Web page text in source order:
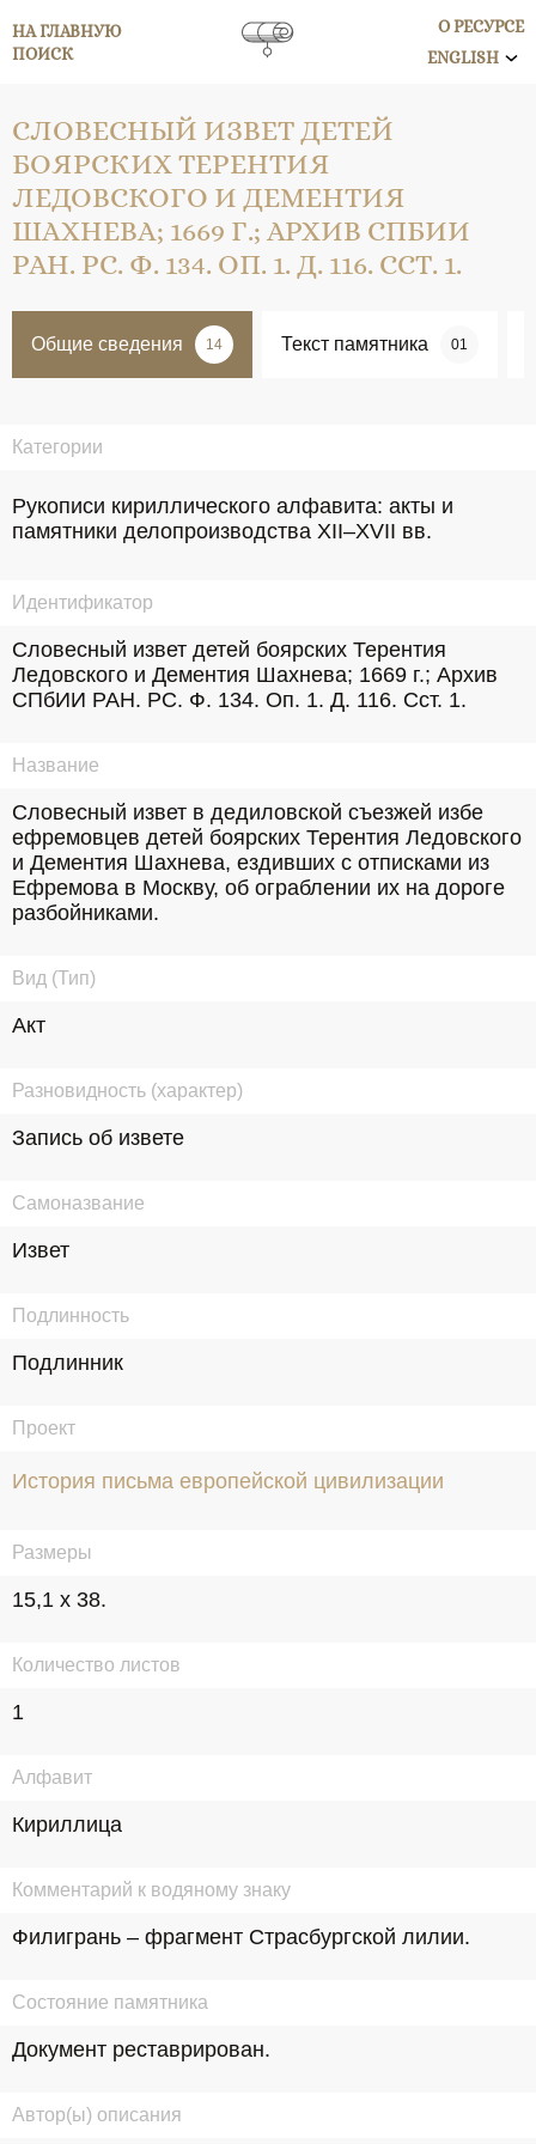
НА ГЛАВНУЮ
ПОИСК
О РЕСУРСЕ
ENGLISH
СЛОВЕСНЫЙ ИЗВЕТ ДЕТЕЙ
БОЯРСКИХ ТЕРЕНТИЯ
ЛЕДОВСКОГО И ДЕМЕНТИЯ
ШАХНЕВА; 1669 Г.; АРХИВ СПБИИ
РАН. РС. Ф. 134. ОП. 1. Д. 116. ССТ. 1.
Общие сведения 14 Текст памятника 01
Категории
Рукописи кириллического алфавита: акты и
памятники делопроизводства XII–XVII вв.
Идентификатор
Словесный извет детей боярских Терентия
Ледовского и Дементия Шахнева; 1669 г.; Архив
СПбИИ РАН. РС. Ф. 134. Оп. 1. Д. 116. Сст. 1.
Название
Словесный извет в дедиловской съезжей избе
ефремовцев детей боярских Терентия Ледовского
и Дементия Шахнева, ездивших с отписками из
Ефремова в Москву, об ограблении их на дороге
разбойниками.
Вид (Тип)
Акт
Разновидность (характер)
Запись об извете
Самоназвание
Извет
Подлинность
Подлинник
Проект
История письма европейской цивилизации
Размеры
15,1 х 38.
Количество листов
1
Алфавит
Кириллица
Комментарий к водяному знаку
Филигрань – фрагмент Страсбургской лилии.
Состояние памятника
Документ реставрирован.
Автор(ы) описания